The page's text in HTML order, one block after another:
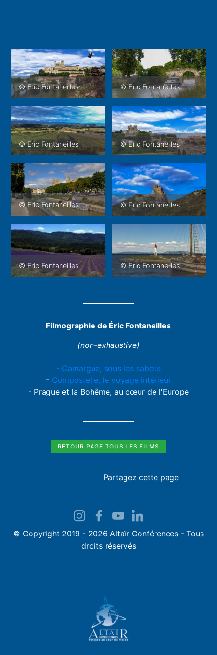
© Eric Fontaneilles © Eric Fontaneilles
© Eric Fontaneilles © Eric Fontaneilles
© Eric Fontaneilles © Eric Fontaneilles
© Eric Fontaneilles © Eric Fontaneilles
Filmographie de Éric Fontaneilles
(non-exhaustive)
- Camargue, sous les sabots
- Compostelle, le voyage intérieur
- Prague et la Bohême, au cœur de l'Europe
RETOUR PAGE TOUS LES FILMS
Partagez cette page
© Copyright 2019 - 2026 Altaïr Conférences - Tous
droits réservés